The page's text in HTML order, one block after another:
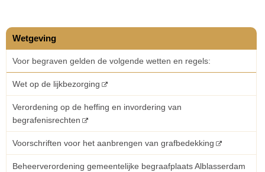
Wetgeving
Voor begraven gelden de volgende wetten en regels:
Wet op de lijkbezorging
Verordening op de heffing en invordering van
begrafenisrechten
Voorschriften voor het aanbrengen van grafbedekking
Beheerverordening gemeentelijke begraafplaats Alblasserdam